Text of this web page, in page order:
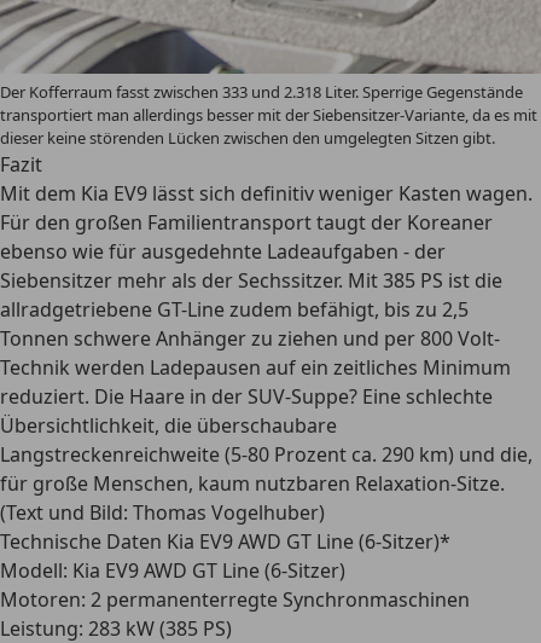
Der Kofferraum fasst zwischen 333 und 2.318 Liter. Sperrige Gegenstände
transportiert man allerdings besser mit der Siebensitzer-Variante, da es mit
dieser keine störenden Lücken zwischen den umgelegten Sitzen gibt.
Fazit
Mit dem Kia EV9 lässt sich definitiv weniger Kasten wagen.
Für den großen Familientransport taugt der Koreaner
ebenso wie für ausgedehnte Ladeaufgaben - der
Siebensitzer mehr als der Sechssitzer. Mit 385 PS ist die
allradgetriebene GT-Line zudem befähigt, bis zu 2,5
Tonnen schwere Anhänger zu ziehen und per 800 Volt-
Technik werden Ladepausen auf ein zeitliches Minimum
reduziert. Die Haare in der SUV-Suppe? Eine schlechte
Übersichtlichkeit, die überschaubare
Langstreckenreichweite (5-80 Prozent ca. 290 km) und die,
für große Menschen, kaum nutzbaren Relaxation-Sitze.
(Text und Bild: Thomas Vogelhuber)
Technische Daten Kia EV9 AWD GT Line (6-Sitzer)*
Modell: Kia EV9 AWD GT Line (6-Sitzer)
Motoren: 2 permanenterregte Synchronmaschinen
Leistung: 283 kW (385 PS)